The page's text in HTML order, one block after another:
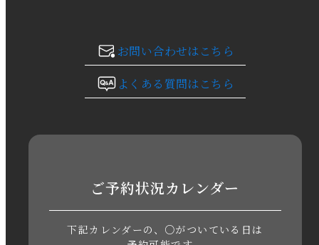
2023年10月
2023年8月
2023年5月
お問い合わせはこちら
よくある質問はこちら
ご予約状況カレンダー
下記カレンダーの、○がついている日は